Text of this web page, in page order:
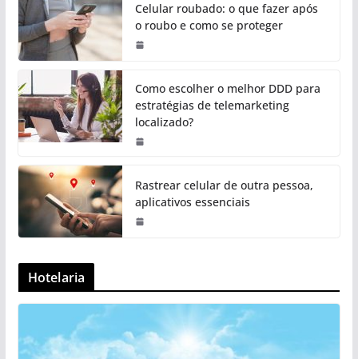
Celular roubado: o que fazer após
o roubo e como se proteger
Como escolher o melhor DDD para
estratégias de telemarketing
localizado?
Rastrear celular de outra pessoa,
aplicativos essenciais
Hotelaria